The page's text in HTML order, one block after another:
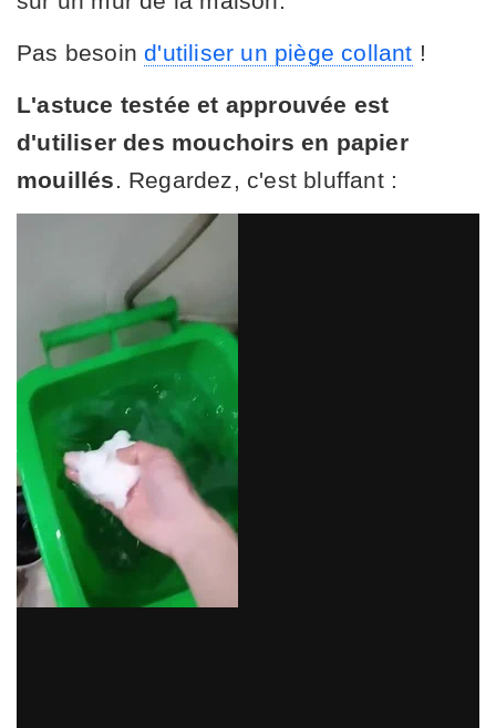
Pas besoind'utiliser un piège collant !
L'astuce testée et approuvée est
d'utiliser des mouchoirs en papier
mouillés . Regardez, c'est bluffant :